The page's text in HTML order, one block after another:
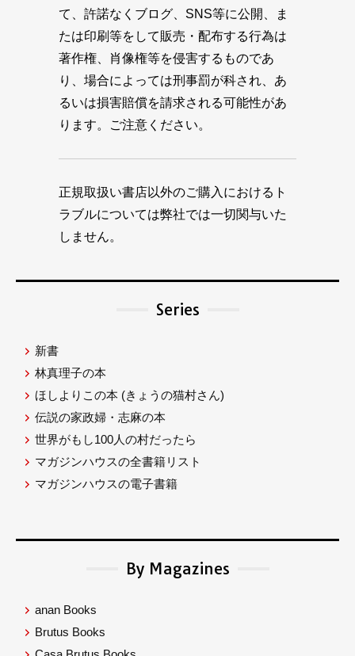
て、許諾なくブログ、SNS等に公開、ま
たは印刷等をして販売・配布する行為は
著作権、肖像権等を侵害するものであ
り、場合によっては刑事罰が科され、あ
るいは損害賠償を請求される可能性があ
ります。ご注意ください。
正規取扱い書店以外のご購入におけるト
ラブルについては弊社では一切関与いた
しません。
Series
新書
林真理子の本
ほしよりこの本 (きょうの猫村さん)
伝説の家政婦・志麻の本
世界がもし100人の村だったら
マガジンハウスの全書籍リスト
マガジンハウスの電子書籍
By Magazines
anan Books
Brutus Books